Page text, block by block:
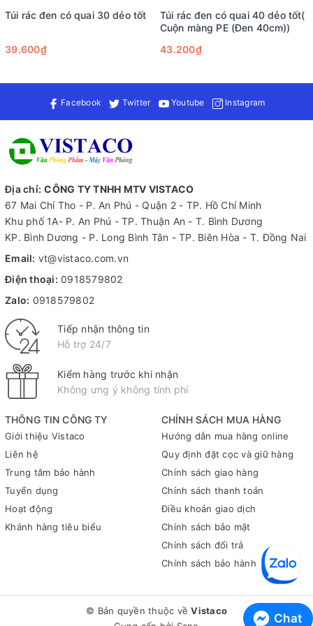
Ngoài ra, việc sử dụng túi đựng rác tự hủy sinh học Bảo Tiên
còn mang lại lợi ích lớn cho môi trường. Sản phẩm này giúp
ngăn ngừa ô nhiễm môi trường xung quanh bằng cách giảm
sinh học, bạn đang góp phần bảo vệ bầu không khí chung và
tạo ra một môi trường xanh, sạch đẹp cho thế hệ tương lai.
Túi đựng rác màu cuộn trung Bảo Tiên cũng rất đa dạng trong
ứng dụng. Bạn có thể sử dụng sản phẩm này tại gia đình để thu
hoặc tại nhà xưởng để quản lý các loại phế liệu khác nhau. Tính
linh hoạt của sản phẩm khiến nó trở thành lựa chọn hoàn hảo
cho mọi nhu cầu.
Để tối ưu hóa lợi ích của sản phẩm, bạn cần lưu ý cách sử dụng
hiệu quả. Hãy chắc chắn rằng bạn không nhồi nhét quá nhiều
đồ vào một chiếc túi vì điều này có thể làm giảm độ bền của nó.
Ngoài ra, khi bảo quản túi đựng rác màu cuộn trung Bảo Tiên,
lượng và độ bền lâu dài.
Tóm lại, túi đựng rác màu cuộn trung Bảo Tiên là một sản phẩm
đáng tin cậy với nhiều tính năng nổi bật và lợi ích thiết thực cho
cả người tiêu dùng lẫn môi trường. Việc lựa chọn sản phẩm này
không chỉ giúp bạn quản lý tốt hơn các loại rác thải mà còn góp
phần vào công cuộc bảo vệ môi trường sống xung quanh
Để biết thêm thông tin về sản phẩm này cũng như tìm hiểu
thêm về các loại văn phòng phẩm khác, hãy liên hệ ngay với
Vistaco - Văn phòng phẩm Bình Dương: 0911 548 289 (zalo) để
Túi rác đen có quai 30 dẻo tốt
39.600₫
Túi rác đen có quai 40 dẻo tốt(
Cuộn màng PE (Đen 40cm))
43.200₫
Facebook Twitter Youtube Instagram
THÔNG TIN CÔNG TY
Giới thiệu Vistaco
Liên hệ
Trung tâm bảo hành
Tuyển dụng
Hoạt động
Khánh hàng tiêu biểu
CHÍNH SÁCH MUA HÀNG
Hướng dẫn mua hàng online
Quy định đặt cọc và giữ hàng
Chính sách giao hàng
Chính sách thanh toán
Điều khoản giao dịch
Chính sách bảo mật
Chính sách đổi trả
Chính sách bảo hành
Địa chỉ: CÔNG TY TNHH MTV VISTACO
67 Mai Chí Tho - P. An Phú - Quận 2 - TP. Hồ Chí Minh
Khu phố 1A- P. An Phú - TP. Thuận An - T. Bình Dương
KP. Bình Dương - P. Long Bình Tân - TP. Biên Hòa - T. Đồng Nai
Email: vt@vistaco.com.vn
Điện thoại: 0918579802
Zalo: 0918579802
Tiếp nhận thông tin
Hỗ trợ 24/7
Kiểm hàng trước khi nhận
Không ưng ý không tính phí
© Bản quyền thuộc vềVistaco
Chat